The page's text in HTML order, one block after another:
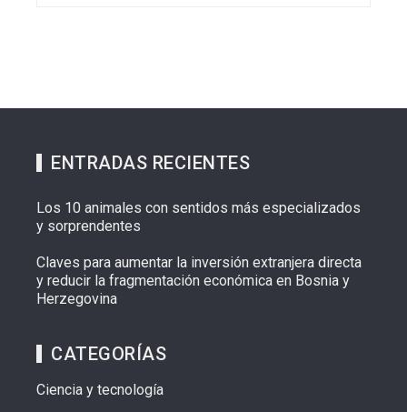
ENTRADAS RECIENTES
Los 10 animales con sentidos más especializados
y sorprendentes
Claves para aumentar la inversión extranjera directa
y reducir la fragmentación económica en Bosnia y
Herzegovina
CATEGORÍAS
Ciencia y tecnología